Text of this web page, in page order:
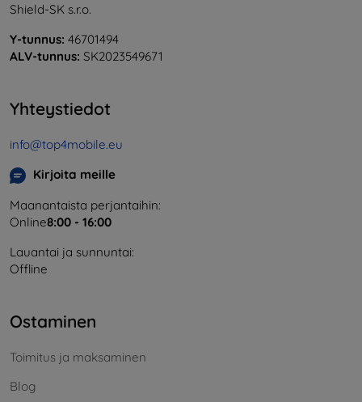
Shield-SK s.r.o.
Y-tunnus: 46701494
ALV-tunnus: SK2023549671
Yhteystiedot
info@top4mobile.eu
Kirjoita meille
Maanantaista perjantaihin:
Online8:00 - 16:00
Lauantai ja sunnuntai:
Offline
Ostaminen
Toimitus ja maksaminen
Blog